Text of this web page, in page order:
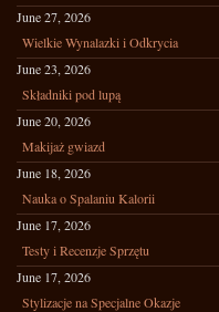
June 27, 2026
Wielkie Wynalazki i Odkrycia
June 23, 2026
Składniki pod lupą
June 20, 2026
Makijaż gwiazd
June 18, 2026
Nauka o Spalaniu Kalorii
June 17, 2026
Testy i Recenzje Sprzętu
June 17, 2026
Stylizacje na Specjalne Okazje